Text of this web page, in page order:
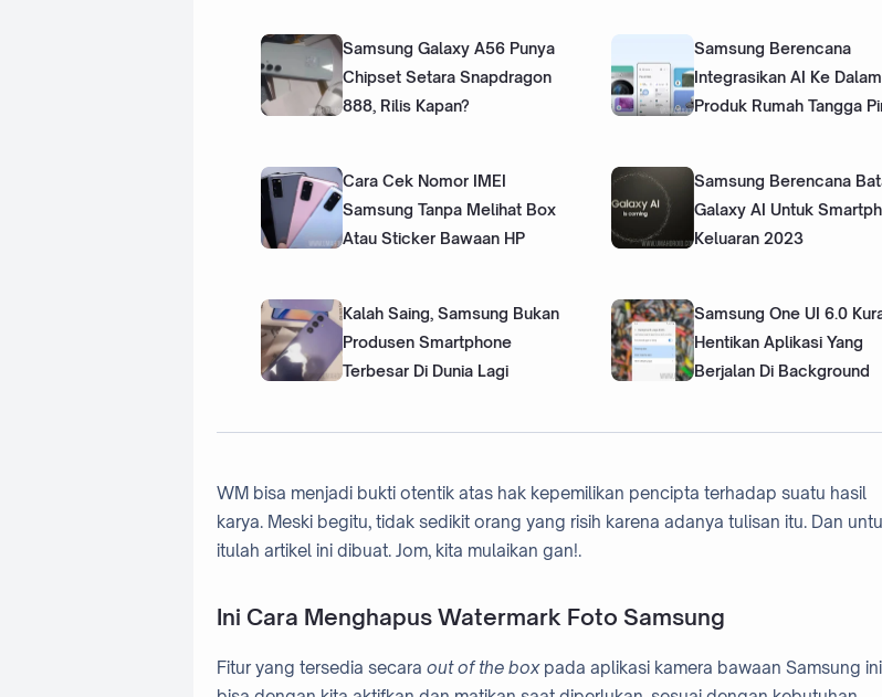
Samsung Galaxy A56 Punya
Chipset Setara Snapdragon
888, Rilis Kapan?
Samsung Berencana
Integrasikan AI Ke Dalam
Produk Rumah Tangga
Cara Cek Nomor IMEI
Samsung Tanpa Melihat Box
Atau Sticker Bawaan HP
Samsung Berencana
Galaxy AI Untuk
Keluaran 2023
Kalah Saing, Samsung Bukan
Produsen Smartphone
Terbesar Di Dunia Lagi
Samsung One UI 6.0
Hentikan Aplikasi Yang
Berjalan Di Background
WM bisa menjadi bukti otentik atas hak kepemilikan pencipta terhadap suatu hasil
karya. Meski begitu, tidak sedikit orang yang risih karena adanya tulisan itu. Dan
itulah artikel ini dibuat. Jom, kita mulaikan gan!.
Ini Cara Menghapus Watermark Foto Samsung
Fitur yang tersedia secara out of the boxpada aplikasi kamera bawaan Samsung ini